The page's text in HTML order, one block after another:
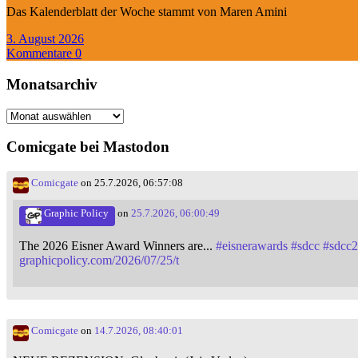
Das Kalenderblatt der Woche stammt von Maren Amini
3. August 2026
Kommentare 0
Monatsarchiv
Monatsarchiv
Comicgate bei Mastodon
Comicgate on 25.7.2026, 06:57:08
Graphic Policy on 25.7.2026, 06:00:49
The 2026 Eisner Award Winners are... #eisnerawards #sdcc #
graphicpolicy.com/2026/07/25/t
Comicgate on 14.7.2026, 08:40:01